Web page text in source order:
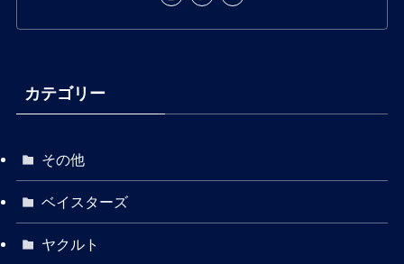
カテゴリー
その他
ベイスターズ
ヤクルト